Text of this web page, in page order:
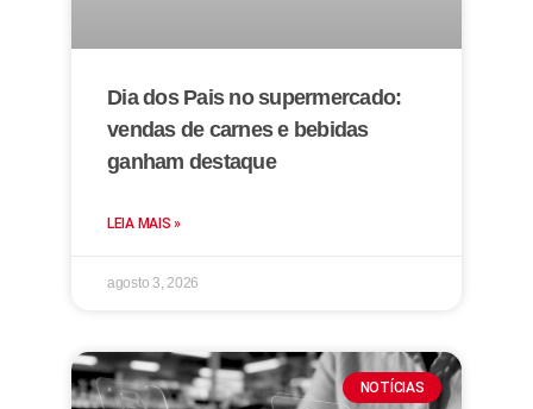
Dia dos Pais no supermercado:
vendas de carnes e bebidas
ganham destaque
LEIA MAIS »
agosto 3, 2026
NOTÍCIAS